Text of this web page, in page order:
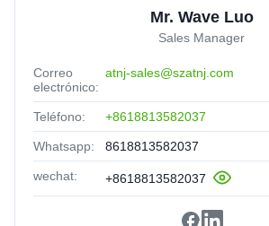
Mr. Wave Luo
Sales Manager
Correo
electrónico:
atnj-sales@szatnj.com
Teléfono: +8618813582037
Whatsapp: 8618813582037
wechat: +8618813582037